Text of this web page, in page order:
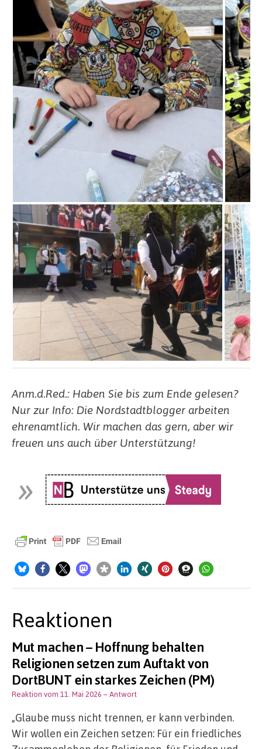
Anm.d.Red.: Haben Sie bis zum Ende gelesen?
Nur zur Info: Die Nordstadtblogger arbeiten
ehrenamtlich. Wir machen das gern, aber wir
freuen uns auch über Unterstützung!
Reaktionen
Mut machen – Hoffnung behalten
Religionen setzen zum Auftakt von
DortBUNT ein starkes Zeichen (PM)
Reaktion vom 11. Mai 2026 – Antwort
„Glaube muss nicht trennen, er kann verbinden.
Wir wollen ein Zeichen setzen: Für ein friedliches